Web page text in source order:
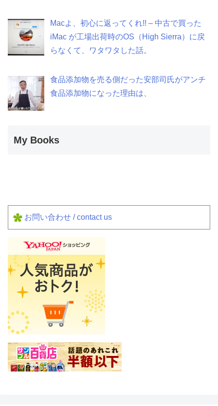
Macよ、初心に返ってくれ!! – 中古で買った
iMac が工場出荷時のOS（High Sierra）に戻
らなくて、ワタワタした話。
食品添加物を売る側だった安部司氏がアンチ
食品添加物になった理由は、
My Books
お問い合わせ / contact us